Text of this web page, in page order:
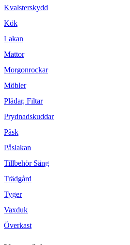
Kvalsterskydd
Kök
Lakan
Mattor
Morgonrockar
Möbler
Plädar, Filtar
Prydnadskuddar
Påsk
Påslakan
Tillbehör Säng
Trädgård
Tyger
Vaxduk
Överkast